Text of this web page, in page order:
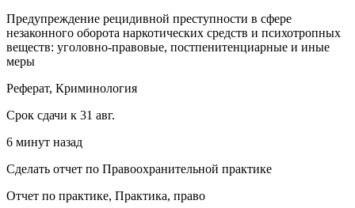
Предупреждение рецидивной преступности в сфере
незаконного оборота наркотических средств и психотропных
веществ: уголовно-правовые, постпенитенциарные и иные
меры
Реферат, Криминология
Срок сдачи к 31 авг.
6 минут назад
Сделать отчет по Правоохранительной практике
Отчет по практике, Практика, право